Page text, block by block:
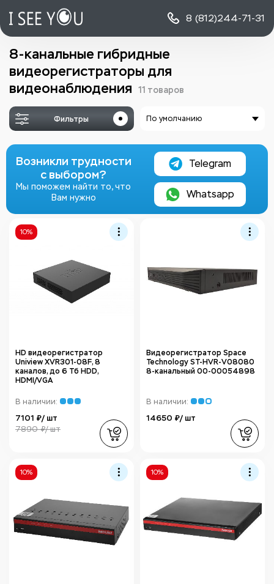
8 (812)244-71-31
8-канальные гибридные
видеорегистраторы для
видеонаблюдения
11 товаров
Фильтры По умолчанию
Возникли трудности
с выбором?
Мы поможем найти то, что
Вам нужно
Telegram
Whatsapp
10%
HD видеорегистратор
Uniview XVR301-08F, 8
каналов, до 6 Тб HDD,
HDMI/VGA
В наличии:
7101 ₽/ шт
7890 ₽/ шт
Видеорегистратор Space
Technology ST-HVR-V08080
8-канальный 00-00054898
В наличии:
14650 ₽/ шт
10% 10%